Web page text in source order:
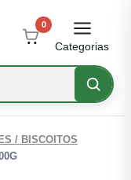
0
Categorias
/ BISCOITOS